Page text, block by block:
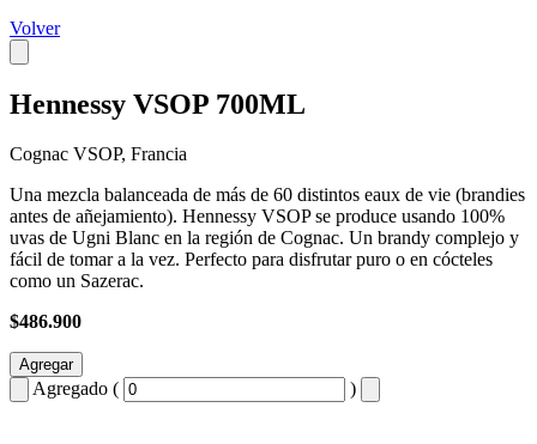
Volver
Hennessy VSOP 700ML
Cognac VSOP, Francia
Una mezcla balanceada de más de 60 distintos eaux de vie (brandies
antes de añejamiento). Hennessy VSOP se produce usando 100%
uvas de Ugni Blanc en la región de Cognac. Un brandy complejo y
fácil de tomar a la vez. Perfecto para disfrutar puro o en cócteles
como un Sazerac.
$486.900
Agregar
Agregado ( )